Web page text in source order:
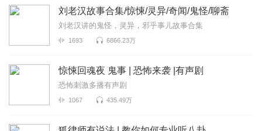
刘老汉故事合集/惊悚/灵异/奇闻/鬼怪/聊斋
刘老汉讲的鬼怪，灵异，邪乎事儿故事合集
1693 6866.23万
惊悚回魂夜 鬼事 | 恐怖来袭 |有声剧
恐怖刺激多播有声剧
1067 435.49万